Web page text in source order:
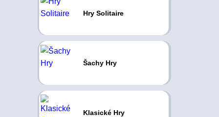
Hry Solitaire
Šachy Hry
Klasické Hry